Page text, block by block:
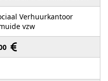
Verhuurkantoor
vzw